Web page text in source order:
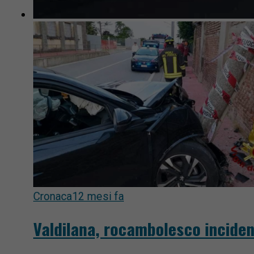
Cronaca12 mesi fa
Valdilana, rocambolesco